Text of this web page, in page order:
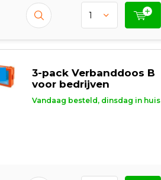
3-pack Verbanddoos B
voor bedrijven
Vandaag besteld, dinsdag in huis